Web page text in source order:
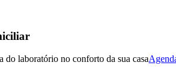
do laboratório no conforto da sua casa